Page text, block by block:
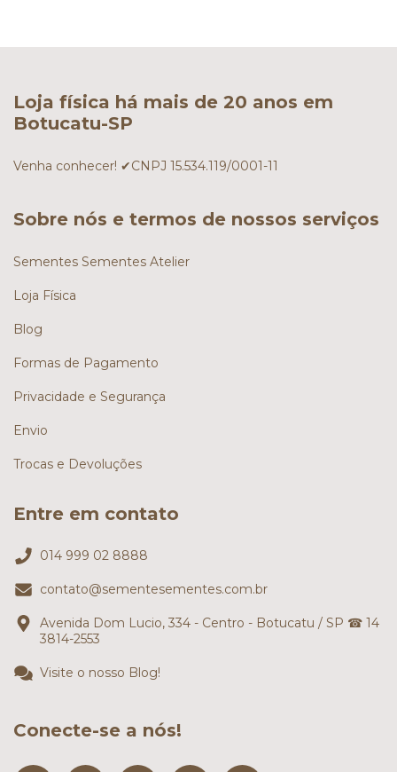
Loja física há mais de 20 anos em
Botucatu-SP
Venha conhecer! ✔CNPJ 15.534.119/0001-11
Sobre nós e termos de nossos serviços
Sementes Sementes Atelier
Loja Física
Blog
Formas de Pagamento
Privacidade e Segurança
Envio
Trocas e Devoluções
Entre em contato
014 999 02 8888
contato@sementesementes.com.br
Avenida Dom Lucio, 334 - Centro - Botucatu / SP ☎ 14
3814-2553
Visite o nosso Blog!
Conecte-se a nós!